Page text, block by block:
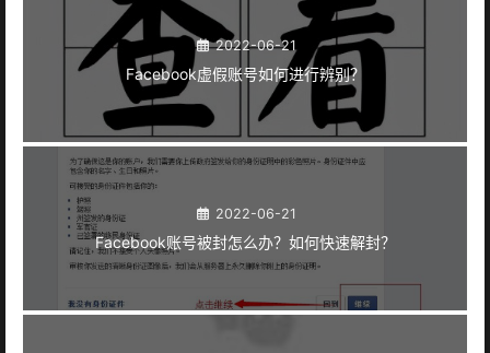
2022-06-21
Facebook虚假账号如何进行辨别？
2022-06-21
Facebook账号被封怎么办？如何快速解封？